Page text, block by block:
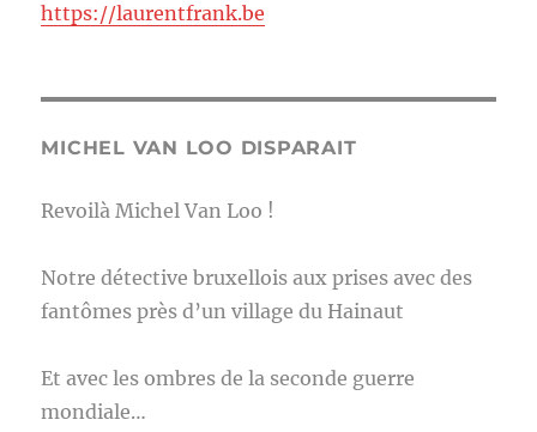
https://laurentfrank.be
MICHEL VAN LOO DISPARAIT
Revoilà Michel Van Loo !
Notre détective bruxellois aux prises avec des
fantômes près d’un village du Hainaut
Et avec les ombres de la seconde guerre
mondiale…